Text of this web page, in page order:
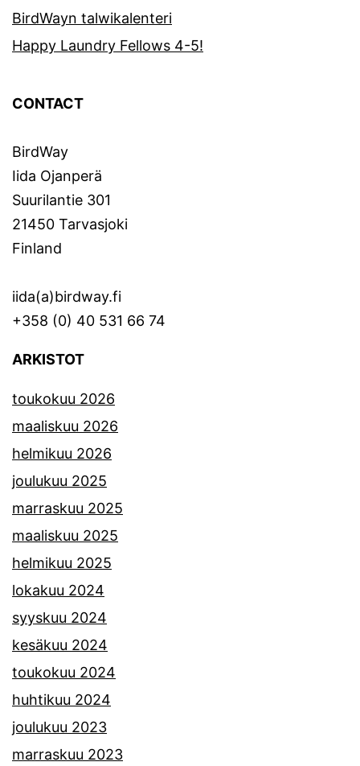
BirdWayn talwikalenteri
Happy Laundry Fellows 4-5!
CONTACT
BirdWay
Iida Ojanperä
Suurilantie 301
21450 Tarvasjoki
Finland
iida(a)birdway.fi
+358 (0) 40 531 66 74
ARKISTOT
toukokuu 2026
maaliskuu 2026
helmikuu 2026
joulukuu 2025
marraskuu 2025
maaliskuu 2025
helmikuu 2025
lokakuu 2024
syyskuu 2024
kesäkuu 2024
toukokuu 2024
huhtikuu 2024
joulukuu 2023
marraskuu 2023